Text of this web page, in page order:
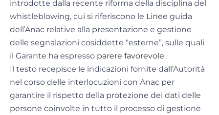
introdotte dalla recente riforma della disciplina del
whistleblowing, cui si riferiscono le Linee guida
dell’Anac relative alla presentazione e gestione
delle segnalazioni cosiddette “esterne”, sulle quali
il Garante ha espresso parere favorevole.
Il testo recepisce le indicazioni fornite dall’Autorità
nel corso delle interlocuzioni con Anac per
garantire il rispetto della protezione dei dati delle
persone coinvolte in tutto il processo di gestione